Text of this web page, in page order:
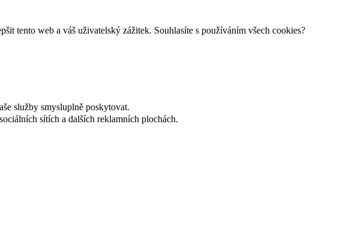
tento web a váš uživatelský zážitek. Souhlasíte s používáním všech cookies?
služby smysluplně poskytovat.
sítích a dalších reklamních plochách.